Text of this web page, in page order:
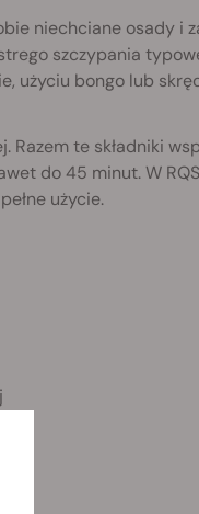
niechciane osady i
szczypania
użyciu bongo lub
Razem te składniki
do 45 minut. W
użycie.